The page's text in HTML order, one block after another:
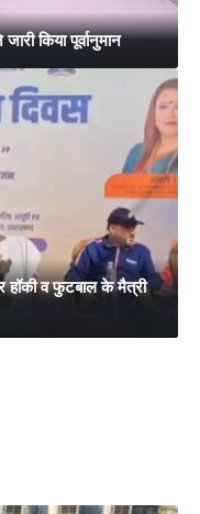
किया पूर्वानुमान
व फुटबाल के मैत्री